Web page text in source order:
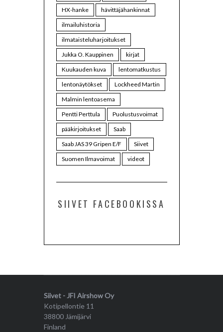
HX-hanke
hävittäjähankinnat
ilmailuhistoria
ilmataisteluharjoitukset
Jukka O. Kauppinen
kirjat
Kuukauden kuva
lentomatkustus
lentonäytökset
Lockheed Martin
Malmin lentoasema
Pentti Perttula
Puolustusvoimat
pääkirjoitukset
Saab
Saab JAS 39 Gripen E/F
Siivet
Suomen Ilmavoimat
videot
SIIVET FACEBOOKISSA
Siivet - JFI Airshow Oy
Kotipellontie 11
38800 Jämijärvi
Finland